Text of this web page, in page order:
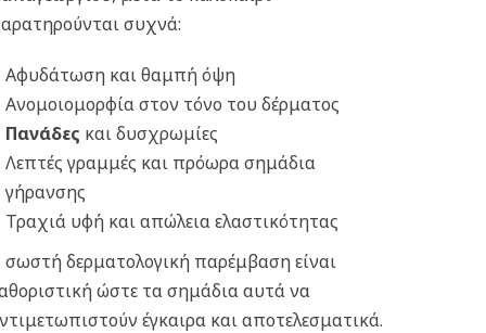
συχνά:
Αφυδάτωση και θαμπή όψη
Ανομοιομορφία στον τόνο του δέρματος
Πανάδες και δυσχρωμίες
Λεπτές γραμμές και πρόωρα σημάδια
γήρανσης
Τραχιά υφή και απώλεια ελαστικότητας
δερματολογική παρέμβαση είναι
ώστε τα σημάδια αυτά να
έγκαιρα και αποτελεσματικά.